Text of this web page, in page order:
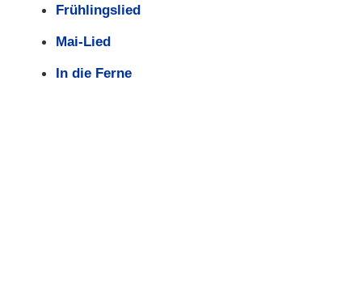
Frühlingslied
Mai-Lied
In die Ferne